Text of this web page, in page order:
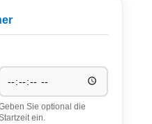
Sie optional die
ein.